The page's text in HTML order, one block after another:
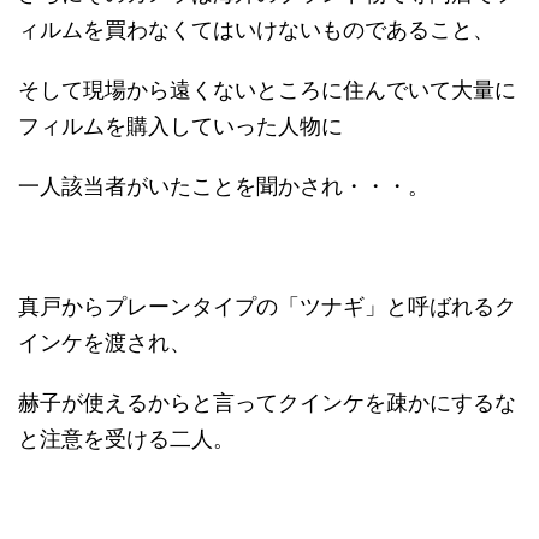
ィルムを買わなくてはいけないものであること、
そして現場から遠くないところに住んでいて大量に
フィルムを購入していった人物に
一人該当者がいたことを聞かされ・・・。
真戸からプレーンタイプの「ツナギ」と呼ばれるク
インケを渡され、
赫子が使えるからと言ってクインケを疎かにするな
と注意を受ける二人。